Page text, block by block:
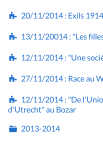
20/11/2014 : Exils
13/11/20014 : "Les
12/11/2014 : "Une
27/11/2014 : Race au
12/11/2014 : "De
d'Utrecht" au Bozar
2013-2014